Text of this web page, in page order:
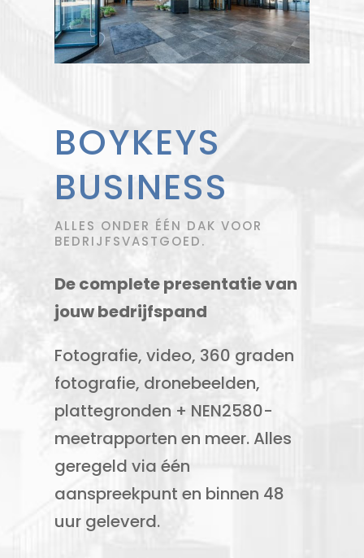
BOYKEYS
BUSINESS
ALLES ONDER ÉÉN DAK VOOR
BEDRIJFSVASTGOED.
De complete presentatie van
jouw bedrijfspand
Fotografie, video, 360 graden
fotografie, dronebeelden,
plattegronden + NEN2580-
meetrapporten en meer. Alles
geregeld via één
aanspreekpunt en binnen 48
uur geleverd.